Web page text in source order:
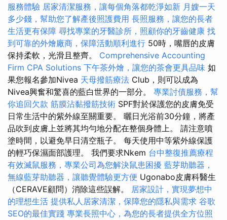
服務體驗 居家清潔服務，讓每個角落都乾淨如新 月嫂一天
多少錢，幫助您了解產後照護費用 長照服務，讓您的長者
生活更有保障 尋找專業的牙醫診所，照顧你的牙齒健康 找
到可靠的外燴廠商，保障活動順利進行 50時，嘴唇的皮膚
保持柔軟，光滑且整齊。 Comprehensive Accounting
Firm CPA Solutions 下午茶外燴，讓您的茶會更具品味 如
果您報名參加Nivea 天母撥筋療法 Club，則可以成為
Nivea興奮和驚喜的藍白世界的一部分。 專業討債服務，幫
你追回欠款 筋膜沾黏撥筋技術 SPF對於保護您的皮膚免受
日常生活中的紫外線至關重要。 曬日光浴前30分鐘，將產
品吹到皮膚上並將其均勻地分配在整個身體上。 請注意噴
塗時間，以避免早日清空瓶子。 每天使用中等紫外線保護
的輕巧保濕面部護理。 我們要求Nkem 台中整復推薦療程
有效滅鼠服務，專業公司為您解決鼠患困擾 藍芽助聽器，
無線藍芽助聽器，讓聽覺體驗更方便 Ugonabo皮膚科醫生
（CERAVE顧問）消除這些誤解。 居家設計，實現夢想中
的理想生活 提供私人居家清潔，保障您的隱私與需求 谷歌
SEO的最佳實踐 專業長照中心，為您的長者提供全方位照